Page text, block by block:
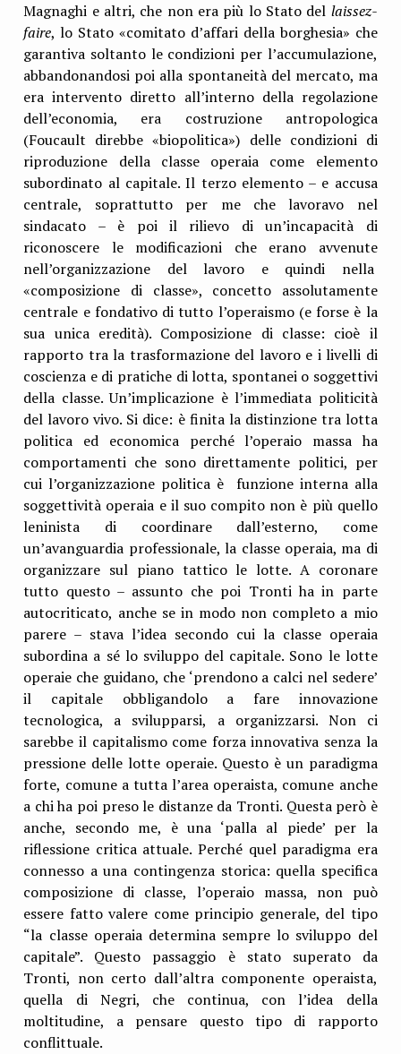
Magnaghi e altri, che non era più lo Stato del laissez-
faire, lo Stato «comitato d’affari della borghesia» che
garantiva soltanto le condizioni per l’accumulazione,
abbandonandosi poi alla spontaneità del mercato, ma
era intervento diretto all’interno della regolazione
dell’economia, era costruzione antropologica
(Foucault direbbe «biopolitica») delle condizioni di
riproduzione della classe operaia come elemento
subordinato al capitale. Il terzo elemento – e accusa
centrale, soprattutto per me che lavoravo nel
sindacato – è poi il rilievo di un’incapacità di
riconoscere le modificazioni che erano avvenute
nell’organizzazione del lavoro e quindi nella
«composizione di classe», concetto assolutamente
centrale e fondativo di tutto l’operaismo (e forse è la
sua unica eredità). Composizione di classe: cioè il
rapporto tra la trasformazione del lavoro e i livelli di
coscienza e di pratiche di lotta, spontanei o soggettivi
della classe. Un’implicazione è l’immediata politicità
del lavoro vivo. Si dice: è finita la distinzione tra lotta
politica ed economica perché l’operaio massa ha
comportamenti che sono direttamente politici, per
cui l’organizzazione politica è funzione interna alla
soggettività operaia e il suo compito non è più quello
leninista di coordinare dall’esterno, come
un’avanguardia professionale, la classe operaia, ma di
organizzare sul piano tattico le lotte. A coronare
tutto questo – assunto che poi Tronti ha in parte
autocriticato, anche se in modo non completo a mio
parere – stava l’idea secondo cui la classe operaia
subordina a sé lo sviluppo del capitale. Sono le lotte
operaie che guidano, che ‘prendono a calci nel sedere’
il capitale obbligandolo a fare innovazione
tecnologica, a svilupparsi, a organizzarsi. Non ci
sarebbe il capitalismo come forza innovativa senza la
pressione delle lotte operaie. Questo è un paradigma
forte, comune a tutta l’area operaista, comune anche
a chi ha poi preso le distanze da Tronti. Questa però è
anche, secondo me, è una ‘palla al piede’ per la
riflessione critica attuale. Perché quel paradigma era
connesso a una contingenza storica: quella specifica
composizione di classe, l’operaio massa, non può
essere fatto valere come principio generale, del tipo
“la classe operaia determina sempre lo sviluppo del
capitale”. Questo passaggio è stato superato da
Tronti, non certo dall’altra componente operaista,
quella di Negri, che continua, con l’idea della
moltitudine, a pensare questo tipo di rapporto
conflittuale.